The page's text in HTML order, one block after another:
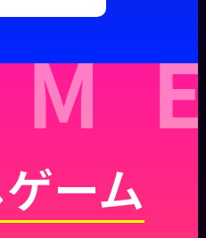
ーム